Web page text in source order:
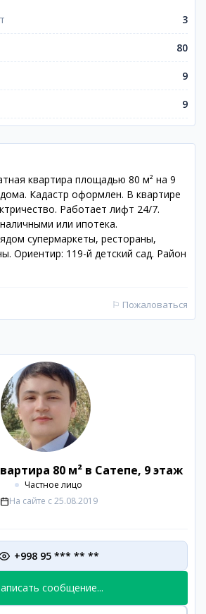
3
80
9
9
квартира площадью 80 м² на 9
Кадастр оформлен. В квартире
Работает лифт 24/7.
или ипотека.
супермаркеты, рестораны,
Ориентир: 119-й детский сад. Район
⚐ Пожаловаться
80 м² в Сатепе, 9 этаж
Частное лицо
На сайте с 25.08.2019
+998 95 *** ** **
сообщение...